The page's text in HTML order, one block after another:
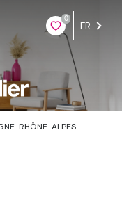
0
FR
RHÔNE-ALPES